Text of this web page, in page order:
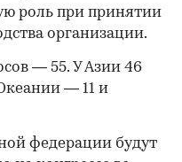
роль при принятии
организации.
— 55. У Азии 46
— 11 и
федерации будут